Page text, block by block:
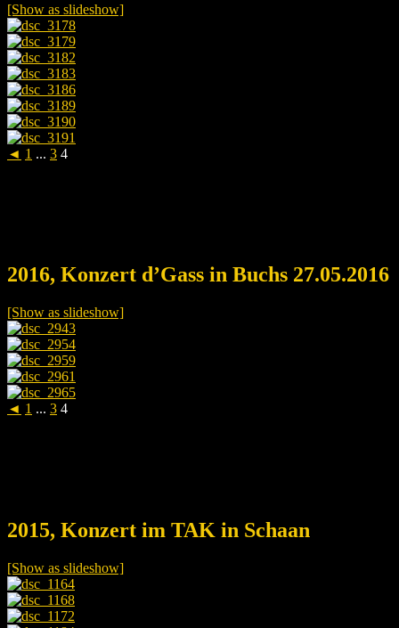
[Show as slideshow]
◄ 1 ... 3 4
2016, Konzert d’Gass in Buchs 27.05.2016
[Show as slideshow]
◄ 1 ... 3 4
2015, Konzert im TAK in Schaan
[Show as slideshow]